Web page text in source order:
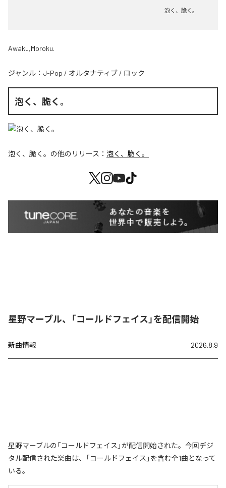
泡く、脆く。
Awaku,Moroku.
ジャンル： J-Pop / オルタナティブ / ロック
泡く、脆く。
泡く、脆く。 の他のリリース： 泡く、脆く。
星野マーブル、「コールドフェイス」を配信開始
新曲情報 2026.8.9
星野マーブルの「コールドフェイス」が配信開始された。今回デジ
タル配信された楽曲は、「コールドフェイス」を含む全1曲となって
いる。